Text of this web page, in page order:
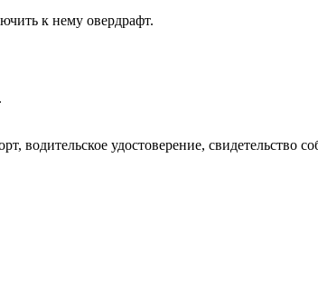
к нему овердрафт.
водительское удостоверение, свидетельство